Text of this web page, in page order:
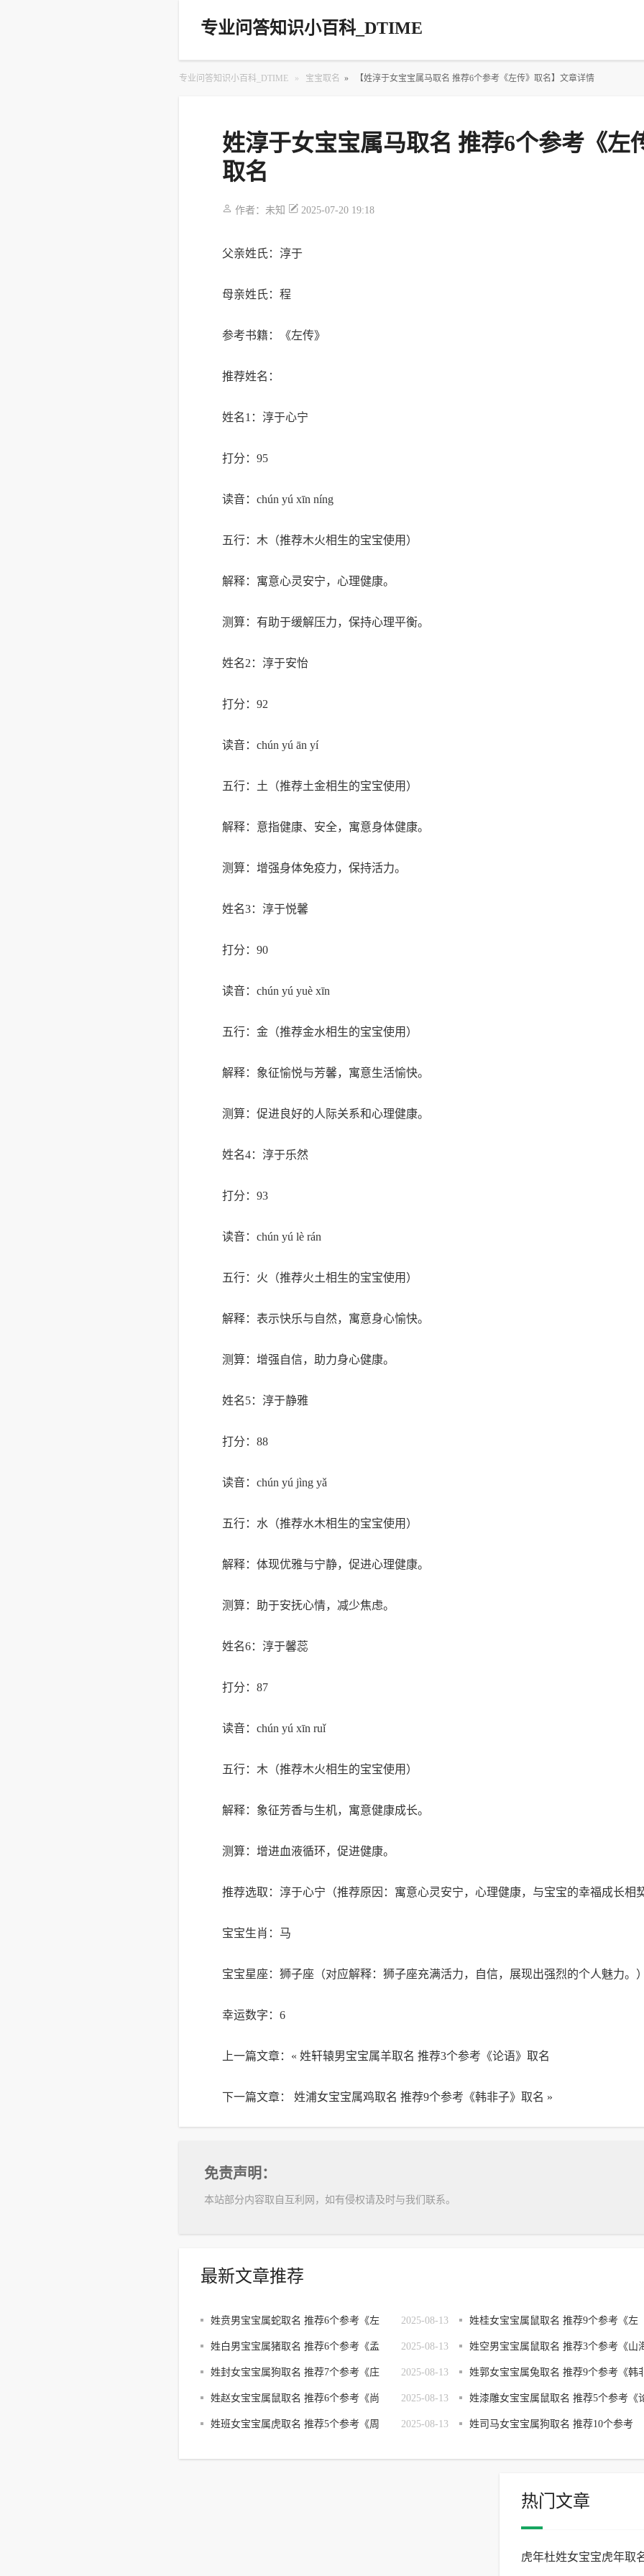
专业问答知识小百科_DTIME
专业问答知识小百科_DTIME» 宝宝取名 » 【姓淳于女宝宝属马取名 推荐6个参考《左传》取名】文章详情
姓淳于女宝宝属马取名 推荐6个参考《左
取名
作者： 未知 2025-07-20 19:18
父亲姓氏：淳于
母亲姓氏：程
参考书籍：《左传》
推荐姓名：
姓名1：淳于心宁
打分：95
读音：chún yú xīn níng
五行：木（推荐木火相生的宝宝使用）
解释：寓意心灵安宁，心理健康。
测算：有助于缓解压力，保持心理平衡。
姓名2：淳于安怡
打分：92
读音：chún yú ān yí
五行：土（推荐土金相生的宝宝使用）
解释：意指健康、安全，寓意身体健康。
测算：增强身体免疫力，保持活力。
姓名3：淳于悦馨
打分：90
读音：chún yú yuè xīn
五行：金（推荐金水相生的宝宝使用）
解释：象征愉悦与芳馨，寓意生活愉快。
测算：促进良好的人际关系和心理健康。
姓名4：淳于乐然
打分：93
读音：chún yú lè rán
五行：火（推荐火土相生的宝宝使用）
解释：表示快乐与自然，寓意身心愉快。
测算：增强自信，助力身心健康。
姓名5：淳于静雅
打分：88
读音：chún yú jìng yǎ
五行：水（推荐水木相生的宝宝使用）
解释：体现优雅与宁静，促进心理健康。
测算：助于安抚心情，减少焦虑。
姓名6：淳于馨蕊
打分：87
读音：chún yú xīn ruǐ
五行：木（推荐木火相生的宝宝使用）
解释：象征芳香与生机，寓意健康成长。
测算：增进血液循环，促进健康。
推荐选取：淳于心宁（推荐原因：寓意心灵安宁，心理健康，与宝宝的幸福成长相
宝宝生肖：马
宝宝星座：狮子座（对应解释：狮子座充满活力，自信，展现出强烈的个人魅力。
幸运数字：6
上一篇文章：« 姓轩辕男宝宝属羊取名 推荐3个参考《论语》取名
下一篇文章： 姓浦女宝宝属鸡取名 推荐9个参考《韩非子》取名 »
免责声明：
本站部分内容取自互利网，如有侵权请及时与我们联系。
最新文章推荐
2025-08-13
姓贲男宝宝属蛇取名 推荐6个参考《左
传》取名
姓桂女宝宝属鼠取名 推荐9个参考《左
传》取名
2025-08-13
姓白男宝宝属猪取名 推荐6个参考《孟
子》取名
姓空男宝宝属鼠取名 推荐3个参考《山
经》取名
2025-08-13
姓封女宝宝属狗取名 推荐7个参考《庄
子》取名
姓郭女宝宝属兔取名 推荐9个参考《韩
子》取名
2025-08-13
姓赵女宝宝属鼠取名 推荐6个参考《尚
书》取名
姓漆雕女宝宝属鼠取名 推荐5个参考《
语》取名
2025-08-13
姓班女宝宝属虎取名 推荐5个参考《周 姓司马女宝宝属狗取名 推荐10个参考
热门文章
虎年杜姓女宝宝虎年取